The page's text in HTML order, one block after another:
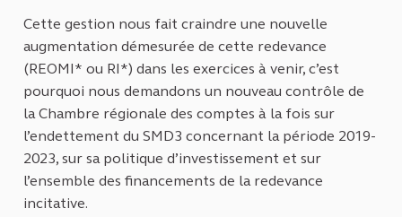
Cette gestion nous fait craindre une nouvelle
augmentation démesurée de cette redevance
(REOMI* ou RI*) dans les exercices à venir, c’est
pourquoi nous demandons un nouveau contrôle de
la Chambre régionale des comptes à la fois sur
l’endettement du SMD3 concernant la période 2019-
2023, sur sa politique d’investissement et sur
l’ensemble des financements de la redevance
incitative.